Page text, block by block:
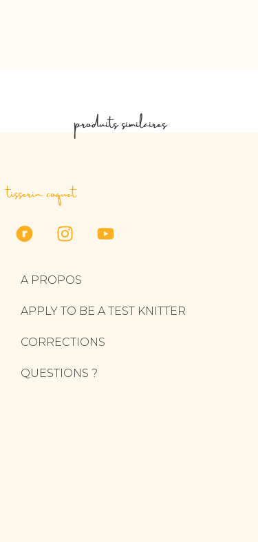
produits similaires
tisserin coquet
A PROPOS
APPLY TO BE A TEST KNITTER
CORRECTIONS
QUESTIONS ?